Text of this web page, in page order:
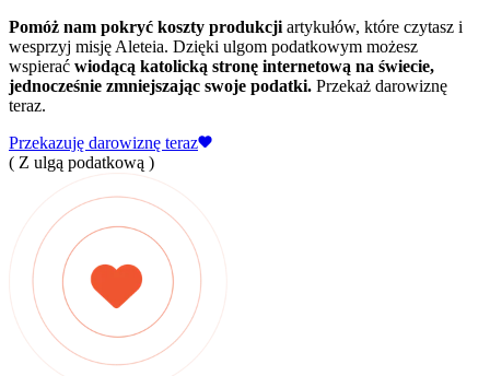
Pomóż nam pokryć koszty produkcji artykułów, które czytasz i
wesprzyj misję Aleteia. Dzięki ulgom podatkowym możesz
wspierać wiodącą katolicką stronę internetową na świecie,
jednocześnie zmniejszając swoje podatki. Przekaż darowiznę
teraz.
Przekazuję darowiznę teraz
( Z ulgą podatkową )